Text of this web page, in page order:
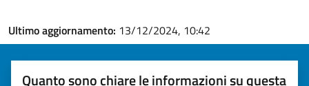
Ultimo aggiornamento: 13/12/2024, 10:42
Quanto sono chiare le informazioni su questa